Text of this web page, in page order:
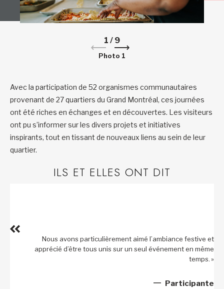
1 / 9
Photo 1
Avec la participation de 52 organismes communautaires
provenant de 27 quartiers du Grand Montréal, ces journées
ont été riches en échanges et en découvertes. Les visiteurs
ont pu s’informer sur les divers projets et initiatives
inspirants, tout en tissant de nouveaux liens au sein de leur
quartier.
ILS ET ELLES ONT DIT
Nous avons particulièrement aimé l’ambiance festive et
apprécié d’être tous unis sur un seul événement en même
temps. »
Participante